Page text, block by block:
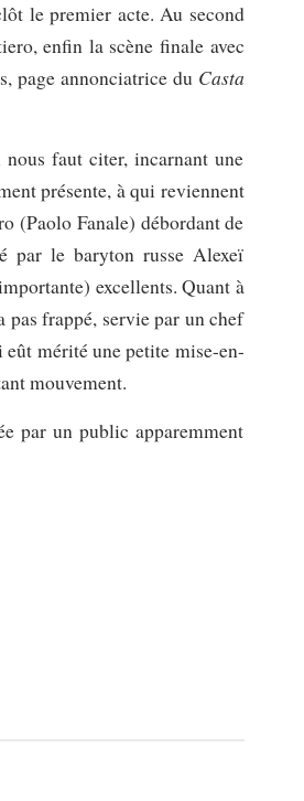
le premier acte. Au second
enfin la scène finale avec
page annonciatrice du Casta
faut citer, incarnant une
présente, à qui reviennent
(Paolo Fanale) débordant de
par le baryton russe Alexeï
excellents. Quant à
pas frappé, servie par un chef
eût mérité une petite mise-en-
mouvement.
par un public apparemment